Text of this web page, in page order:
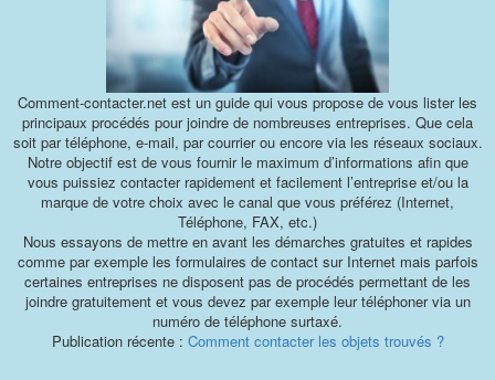
Comment-contacter.net est un guide qui vous propose de vous lister les
principaux procédés pour joindre de nombreuses entreprises. Que cela
soit par téléphone, e-mail, par courrier ou encore via les réseaux sociaux.
Notre objectif est de vous fournir le maximum d’informations afin que
vous puissiez contacter rapidement et facilement l’entreprise et/ou la
marque de votre choix avec le canal que vous préférez (Internet,
Téléphone, FAX, etc.)
Nous essayons de mettre en avant les démarches gratuites et rapides
comme par exemple les formulaires de contact sur Internet mais parfois
certaines entreprises ne disposent pas de procédés permettant de les
joindre gratuitement et vous devez par exemple leur téléphoner via un
numéro de téléphone surtaxé.
Publication récente : Comment contacter les objets trouvés ?